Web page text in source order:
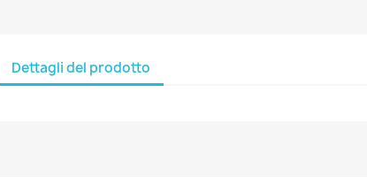
Dettagli del prodotto